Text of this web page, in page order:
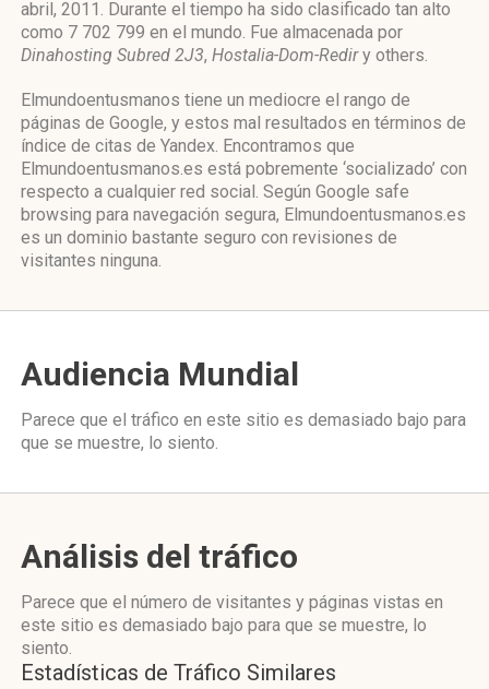
abril, 2011. Durante el tiempo ha sido clasificado tan alto
como 7 702 799 en el mundo. Fue almacenada por
Dinahosting Subred 2J3, Hostalia-Dom-Rediry others.
Elmundoentusmanos tiene un mediocre el rango de
páginas de Google, y estos mal resultados en términos de
índice de citas de Yandex. Encontramos que
Elmundoentusmanos.es está pobremente ‘socializado’ con
respecto a cualquier red social. Según Google safe
browsing para navegación segura, Elmundoentusmanos.es
es un dominio bastante seguro con revisiones de
visitantes ninguna.
Audiencia Mundial
Parece que el tráfico en este sitio es demasiado bajo para
que se muestre, lo siento.
Análisis del tráfico
Parece que el número de visitantes y páginas vistas en
este sitio es demasiado bajo para que se muestre, lo
siento.
Estadísticas de Tráfico Similares